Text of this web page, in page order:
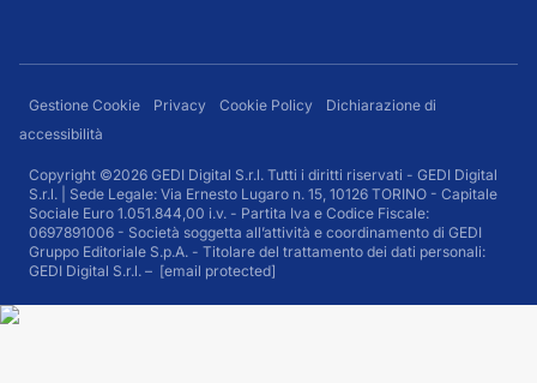
Gestione Cookie Privacy Cookie Policy
Dichiarazione di
accessibilità
Copyright ©2026 GEDI Digital S.r.l. Tutti i diritti riservati - GEDI Digital
S.r.l. | Sede Legale: Via Ernesto Lugaro n. 15, 10126 TORINO - Capitale
Sociale Euro 1.051.844,00 i.v. - Partita Iva e Codice Fiscale:
0697891006 - Società soggetta all’attività e coordinamento di GEDI
Gruppo Editoriale S.p.A. - Titolare del trattamento dei dati personali:
GEDI Digital S.r.l. – [email protected]